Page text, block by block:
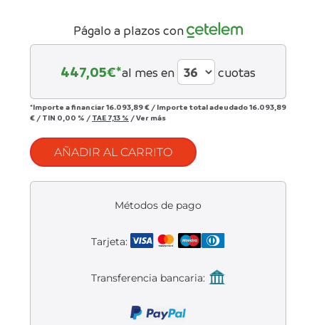
Mantenimiento de bicicletas
Págalo a plazos con
447,05€*al mes en cuotas
*Importe a financiar16.093,89 € / Importe total adeudado16.093,89
€ / TIN 0,00 % / TAE 7,13 % /Ver más
AÑADIR AL CARRITO
Métodos de pago
Tarjeta:
Transferencia bancaria: